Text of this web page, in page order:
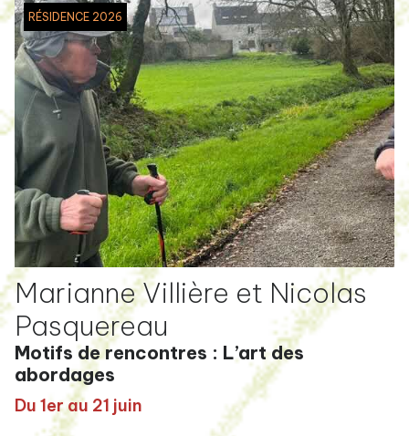
RÉSIDENCE 2026
Marianne Villière et Nicolas
Pasquereau
Motifs de rencontres : L’art des
abordages
Du 1er au 21 juin